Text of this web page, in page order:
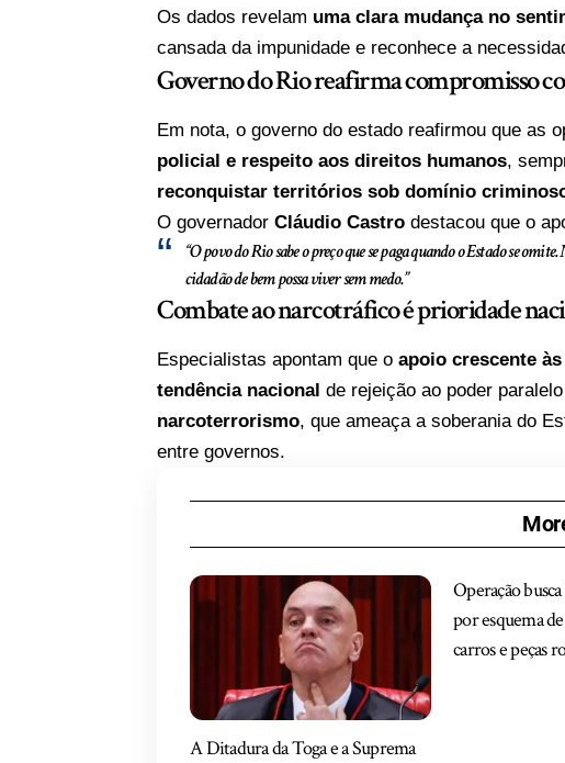
Os dados revelam uma clara mudança no
cansada da impunidade e reconhece a
Governo do Rio reafirma compromisso
Em nota, o governo do estado reafirmou que as
policial e respeito aos direitos humanos,
reconquistar territórios sob domínio
O governadorCláudio Castro destacou que o
“O povo do Rio sabe o preço que se paga quando o Estado se
cidadão de bem possa viver sem medo.”
Combate ao narcotráfico é prioridade
Especialistas apontam que oapoio crescente
tendência nacional de rejeição ao poder
narcoterrorismo, que ameaça a soberania do
entre governos.
A Ditadura da Toga e a Suprema
Operação
por esquema
carros e peças